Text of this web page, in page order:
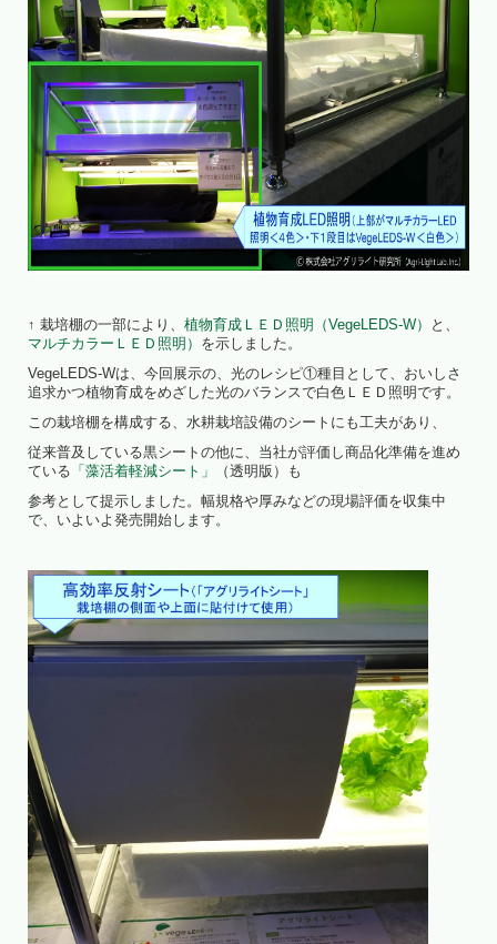
↑ 栽培棚の一部により、 植物育成ＬＥＤ照明（VegeLEDS-W）
と、
マルチカラーＬＥＤ照明） を示しました。
VegeLEDS-Wは、今回展示の、光のレシピ①種目として、おいしさ
追求かつ植物育成をめざした光のバランスで白色ＬＥＤ照明です。
この栽培棚を構成する、水耕栽培設備のシートにも工夫があり、
従来普及している黒シートの他に、当社が評価し商品化準備を進め
ている 「藻活着軽減シート」
（透明版）も
参考として提示しました。幅規格や厚みなどの現場評価を収集中
で、いよいよ発売開始します。